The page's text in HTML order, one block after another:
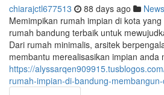
chiarajctl677513 88 days ago News
Memimpikan rumah impian di kota
rumah bandung terbaik untuk
Dari rumah minimalis, arsitek
membantu merealisasikan impian anda
https://
rumah-impian-di-bandung-